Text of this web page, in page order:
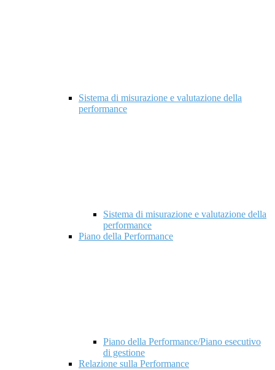
Sistema di misurazione e valutazione della
performance
Sistema di misurazione e valutazione della
performance
Piano della Performance
Piano della Performance/Piano esecutivo
di gestione
Relazione sulla Performance